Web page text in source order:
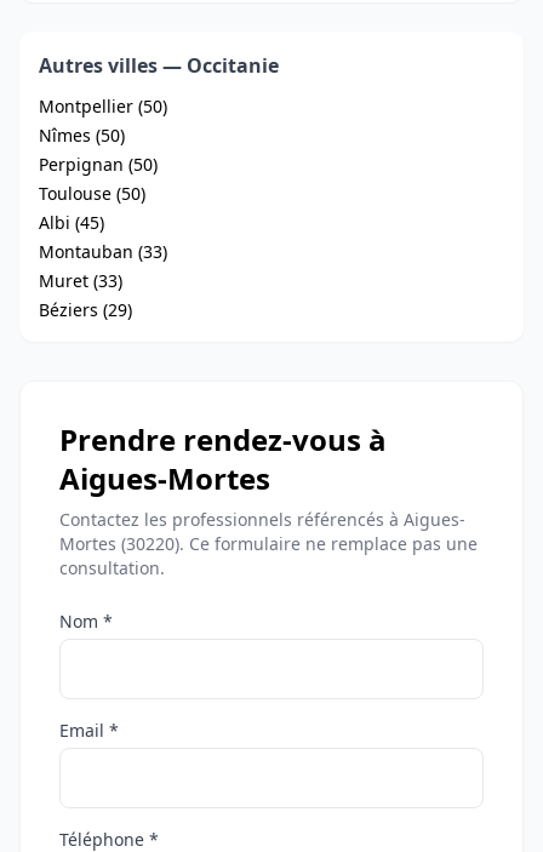
Autres villes — Occitanie
Montpellier (50)
Nîmes (50)
Perpignan (50)
Toulouse (50)
Albi (45)
Montauban (33)
Muret (33)
Béziers (29)
Prendre rendez-vous à
Aigues-Mortes
Contactez les professionnels référencés à Aigues-
Mortes (30220). Ce formulaire ne remplace pas une
consultation.
Nom *
Email *
Téléphone *